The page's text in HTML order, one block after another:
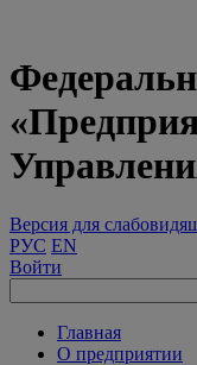
Версия для
РУС EN
Войти
Главная
О предприятии